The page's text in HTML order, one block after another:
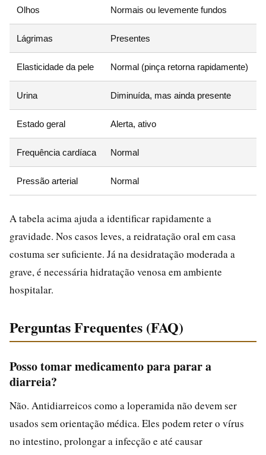
Olhos Normais ou levemente fundos
Lágrimas Presentes
Elasticidade da pele Normal (pinça retorna rapidamente)
Urina Diminuída, mas ainda presente
Estado geral Alerta, ativo
Frequência cardíaca Normal
Pressão arterial Normal
A tabela acima ajuda a identificar rapidamente a
gravidade. Nos casos leves, a reidratação oral em casa
costuma ser suficiente. Já na desidratação moderada a
grave, é necessária hidratação venosa em ambiente
hospitalar.
Perguntas Frequentes (FAQ)
Posso tomar medicamento para parar a
diarreia?
Não. Antidiarreicos como a loperamida não devem ser
usados sem orientação médica. Eles podem reter o vírus
no intestino, prolongar a infecção e até causar